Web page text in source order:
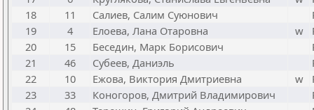
18
11 Салиев, Салим Суюнович
19
4 Елоева, Лана Отаровна w
20
15 Беседин, Марк Борисович
21
46 Субеев, Даниэль
22
10 Ежова, Виктория Дмитриевна w
23
33 Коногоров, Дмитрий Владимирович